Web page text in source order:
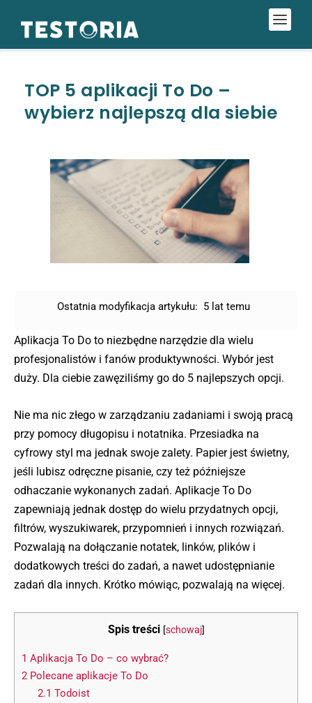
TOP 5 aplikacji To Do –
wybierz najlepszą dla siebie
Ostatnia modyfikacja artykułu: 5 lat temu
Aplikacja To Do to niezbędne narzędzie dla wielu
profesjonalistów i fanów produktywności. Wybór jest
duży. Dla ciebie zawęziliśmy go do 5 najlepszych opcji.
Nie ma nic złego w zarządzaniu zadaniami i swoją pracą
przy pomocy długopisu i notatnika. Przesiadka na
cyfrowy styl ma jednak swoje zalety. Papier jest świetny,
jeśli lubisz odręczne pisanie, czy też późniejsze
odhaczanie wykonanych zadań. Aplikacje To Do
zapewniają jednak dostęp do wielu przydatnych opcji,
filtrów, wyszukiwarek, przypomnień i innych rozwiązań.
Pozwalają na dołączanie notatek, linków, plików i
dodatkowych treści do zadań, a nawet udostępnianie
zadań dla innych. Krótko mówiąc, pozwalają na więcej.
Spis treści [schowaj]
1 Aplikacja To Do – co wybrać?
2 Polecane aplikacje To Do
2.1 Todoist